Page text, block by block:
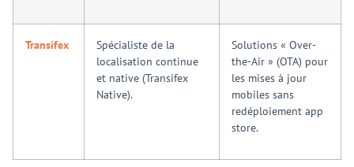
Transifex
Spécialiste de la
localisation continue
et native (Transifex
Native).
Solutions « Over-
the-Air » (OTA) pour
les mises à jour
mobiles sans
redéploiement app
store.